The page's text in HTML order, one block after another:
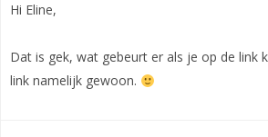
Hi Eline,
Dat is gek, wat gebeurt er als je op de link
link namelijk gewoon.